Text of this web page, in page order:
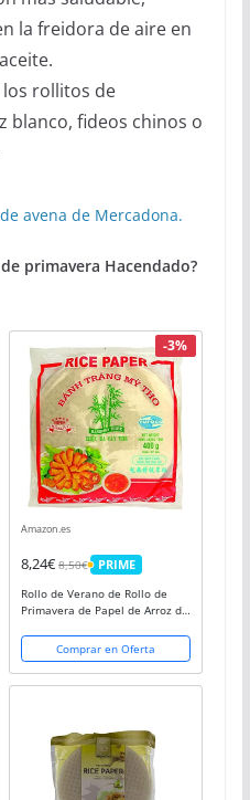
la freidora de aire en
rollitos de
blanco, fideos chinos o
avena de Mercadona.
primavera Hacendado?
-3%
Amazon.es
8,24€ 8,50€ PRIME
PRIME
Rollo de Verano de Rollo de
Primavera de Papel de Arroz de
cm, 400gComprar en Oferta